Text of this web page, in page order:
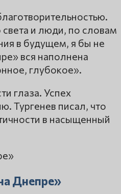
и люди, по словам
в будущем, я бы не
вся наполнена
глубокое».
глаза. Успех
Тургенев писал, что
в насыщенный
Днепре»